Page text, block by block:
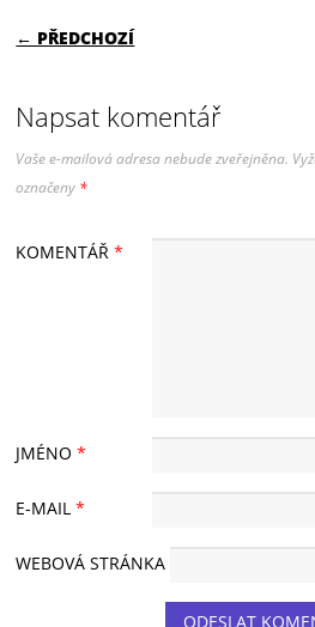
NAVIGACE PRO
← PŘEDCHOZÍ
Napsat komentář
Vaše e-mailová adresa nebude zveřejněna.
označeny *
KOMENTÁŘ*
JMÉNO*
E-MAIL*
WEBOVÁ STRÁNKA